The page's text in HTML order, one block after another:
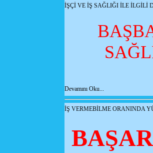
İŞÇİ VE İŞ SAĞLIĞI İLE İLGİLİ
Devamını Oku...
İŞ VERMEBİLME ORANINDA